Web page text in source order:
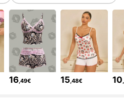
16,49€ 15,48€ 10